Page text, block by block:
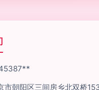
市朝阳区三间房乡北双桥